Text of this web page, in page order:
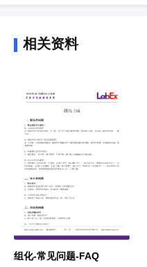
相关资料
组化-常见问题-FAQ